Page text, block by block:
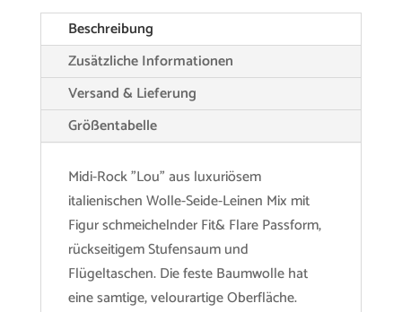
Beschreibung
Zusätzliche Informationen
Versand & Lieferung
Größentabelle
Midi-Rock "Lou" aus luxuriösem
italienischen Wolle-Seide-Leinen Mix mit
Figur schmeichelnder Fit& Flare Passform,
rückseitigem Stufensaum und
Flügeltaschen. Die feste Baumwolle hat
eine samtige, velourartige Oberfläche.